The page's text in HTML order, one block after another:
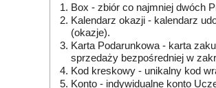
Box - zbiór co najmniej dwóch
Kalendarz okazji - kalendarz
(okazje).
Karta Podarunkowa - karta
sprzedaży bezpośredniej w
Kod kreskowy - unikalny kod
Konto - indywidualne konto